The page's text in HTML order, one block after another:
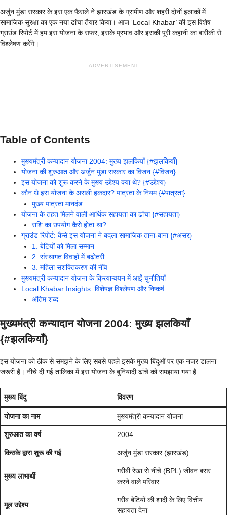
अर्जुन मुंडा सरकार के इस एक फैसले ने झारखंड के ग्रामीण और शहरी दोनों इलाकों में
सामाजिक सुरक्षा का एक नया ढांचा तैयार किया। आज ‘Local Khabar’ की इस विशेष
ग्राउंड रिपोर्ट में हम इस योजना के सफर, इसके प्रभाव और इसकी पूरी कहानी का बारीकी से
विश्लेषण करेंगे।
ADVERTISEMENT
Table of Contents
मुख्यमंत्री कन्यादान योजना 2004: मुख्य झलकियाँ {#झलकियाँ}
योजना की शुरुआत और अर्जुन मुंडा सरकार का विजन {#विजन}
इस योजना को शुरू करने के मुख्य उद्देश्य क्या थे? {#उद्देश्य}
कौन थे इस योजना के असली हकदार? पात्रता के नियम {#पात्रता}
मुख्य पात्रता मानदंड:
योजना के तहत मिलने वाली आर्थिक सहायता का ढांचा {#सहायता}
राशि का उपयोग कैसे होता था?
ग्राउंड रिपोर्ट: कैसे इस योजना ने बदला सामाजिक ताना-बाना {#असर}
1. बेटियों को मिला सम्मान
2. संस्थागत विवाहों में बढ़ोतरी
3. महिला सशक्तिकरण की नींव
मुख्यमंत्री कन्यादान योजना के क्रियान्वयन में आईं चुनौतियाँ
Local Khabar Insights: विशेषज्ञ विश्लेषण और निष्कर्ष
अंतिम शब्द
मुख्यमंत्री कन्यादान योजना 2004: मुख्य झलकियाँ
{#झलकियाँ}
इस योजना को ठीक से समझने के लिए सबसे पहले इसके मुख्य बिंदुओं पर एक नजर डालना
जरूरी है। नीचे दी गई तालिका में इस योजना के बुनियादी ढांचे को समझाया गया है:
मुख्य बिंदु विवरण
योजना का नाम मुख्यमंत्री कन्यादान योजना
शुरुआत का वर्ष 2004
किसके द्वारा शुरू की गई अर्जुन मुंडा सरकार (झारखंड)
मुख्य लाभार्थी
गरीबी रेखा से नीचे (BPL) जीवन बसर
करने वाले परिवार
मूल उद्देश्य
गरीब बेटियों की शादी के लिए वित्तीय
सहायता देना